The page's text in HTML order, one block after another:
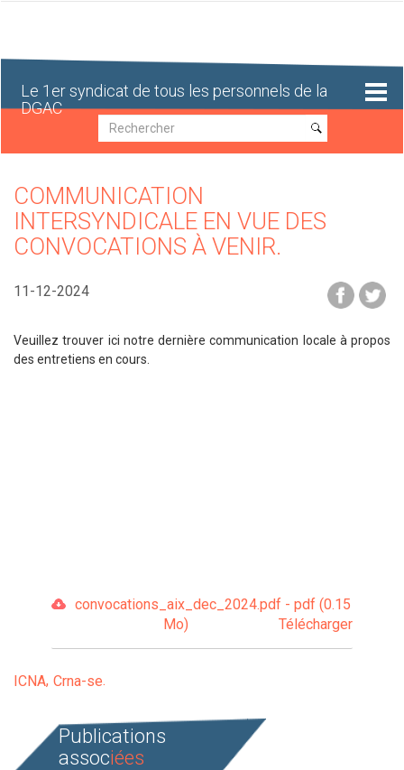
Le 1er syndicat de tous les personnels de la
DGAC
Recherche
Recherche
COMMUNICATION
INTERSYNDICALE EN VUE DES
CONVOCATIONS À VENIR.
11-12-2024
Veuillez trouver ici notre dernière communication locale à propos
des entretiens en cours.
convocations_aix_dec_2024.pdf - pdf (0.15
Mo)
Télécharger
ICNA Crna-se
Publications
associées